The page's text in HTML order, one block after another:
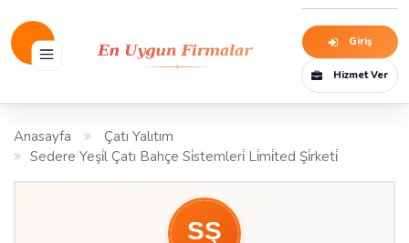
Giriş
Hizmet Ver
Anasayfa
Çatı Yalıtım
Sedere Yeşi̇l Çatı Bahçe Si̇stemleri̇ Li̇mi̇ted Şi̇rketi̇